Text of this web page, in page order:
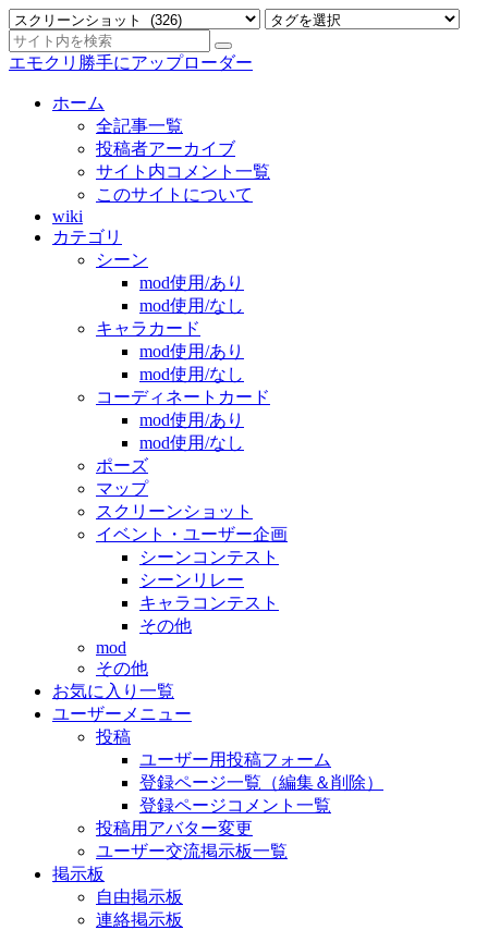
エモクリ勝手にアップローダー
ホーム
全記事一覧
投稿者アーカイブ
サイト内コメント一覧
このサイトについて
wiki
カテゴリ
シーン
mod使用/あり
mod使用/なし
キャラカード
mod使用/あり
mod使用/なし
コーディネートカード
mod使用/あり
mod使用/なし
ポーズ
マップ
スクリーンショット
イベント・ユーザー企画
シーンコンテスト
シーンリレー
キャラコンテスト
その他
mod
その他
お気に入り一覧
ユーザーメニュー
投稿
ユーザー用投稿フォーム
登録ページ一覧（編集＆削除）
登録ページコメント一覧
投稿用アバター変更
ユーザー交流掲示板一覧
掲示板
自由掲示板
連絡掲示板